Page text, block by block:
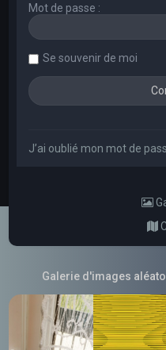
Mot de passe :
Se souvenir de moi
J’ai oublié mon mot de
Galerie d'images